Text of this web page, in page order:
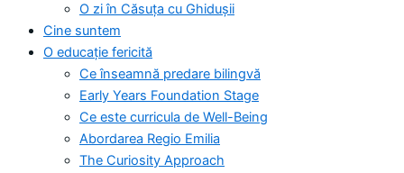
O zi în Căsuța cu Ghidușii
Cine suntem
O educație fericită
Ce înseamnă predare bilingvă
Early Years Foundation Stage
Ce este curricula de Well-Being
Abordarea Regio Emilia
The Curiosity Approach